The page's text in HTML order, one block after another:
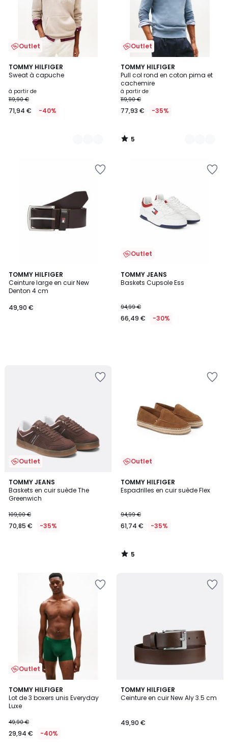
Outlet
TOMMY HILFIGER
Sweat à capuche
à partir de
119,90 €
71,94 € -40%
2
Couleurs
Outlet
TOMMY HILFIGER
Pull col rond en coton pima et
cachemire
à partir de
119,90 €
77,93 € -35%
5
/
5
3
Couleurs
5
/
TOMMY HILFIGER
Ceinture large en cuir New
Denton 4 cm
49,90 €
Outlet
TOMMY JEANS
Baskets Cupsole Ess
94,99 €
66,49 € -30%
Outlet
TOMMY JEANS
Baskets en cuir suède The
Greenwich
109,00 €
70,85 € -35%
Outlet
TOMMY HILFIGER
Espadrilles en cuir suède Flex
94,99 €
61,74 € -35%
5
/
5
/
Outlet
TOMMY HILFIGER
Lot de 3 boxers unis Everyday
Luxe
49,90 €
29,94 € -40%
TOMMY HILFIGER
Ceinture en cuir New Aly 3.5 cm
49,90 €